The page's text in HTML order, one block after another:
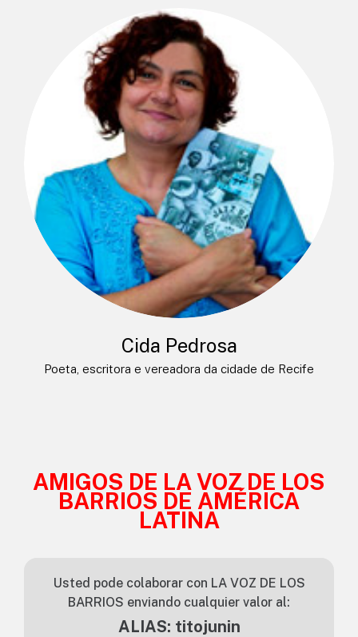
Cida Pedrosa
Poeta, escritora e vereadora da cidade de Recife
AMIGOS DE LA VOZ DE LOS
BARRIOS DE AMÉRICA
LATINA
Usted pode colaborar con LA VOZ DE LOS
BARRIOS enviando cualquier valor al:
ALIAS: titojunin